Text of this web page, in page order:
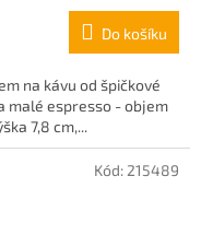
Do košíku
na kávu od špičkové
malé espresso - objem
7,8 cm,...
Kód: 215489